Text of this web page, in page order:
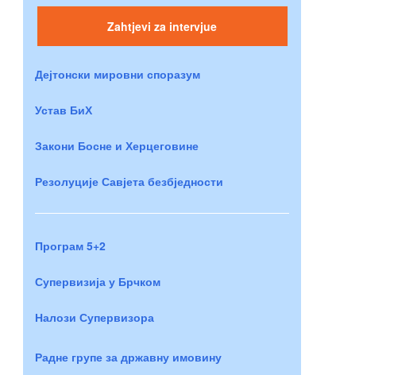
Zahtjevi za intervjue
Дејтонски мировни споразум
Устав БиХ
Закони Босне и Херцеговине
Резолуције Савјета безбједности
Програм 5+2
Супервизија у Брчком
Налози Супервизора
Радне групе за државну имовину